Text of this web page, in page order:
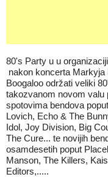
80's Party u u
nakon koncerta
Boogaloo održati veliki
takozvanom novom valu
spotovima bendova
Lovich, Echo & The
Idol, Joy Division, Big
The Cure... te novijih
osamdesetih poput
Manson, The Killers,
Editors,.....